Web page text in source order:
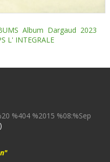
Album Dargaud 2023
L' INTEGRALE
%404 %2015 %08:%Sep
)